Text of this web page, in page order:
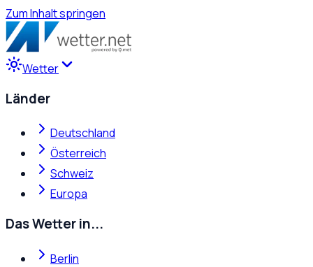
Zum Inhalt springen
Wetter
Länder
Deutschland
Österreich
Schweiz
Europa
Das Wetter in...
Berlin